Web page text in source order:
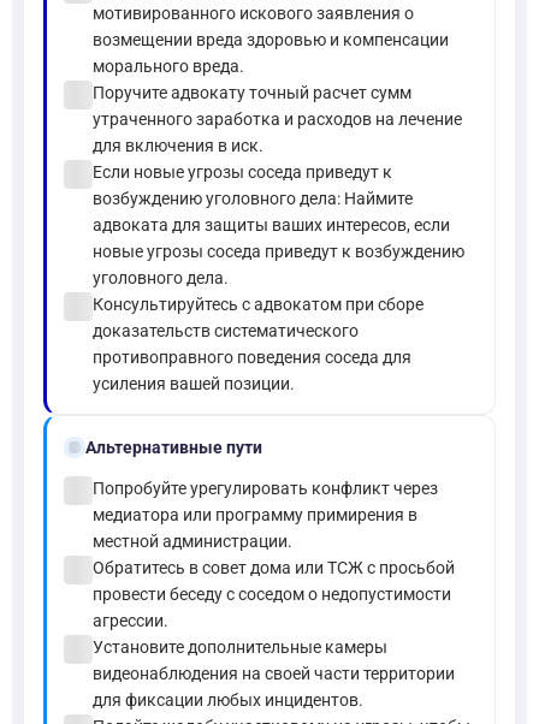
мотивированного искового заявления о
возмещении вреда здоровью и компенсации
морального вреда.
Поручите адвокату точный расчет сумм
утраченного заработка и расходов на лечение
для включения в иск.
Если новые угрозы соседа приведут к
возбуждению уголовного дела: Наймите
адвоката для защиты ваших интересов, если
новые угрозы соседа приведут к возбуждению
уголовного дела.
Консультируйтесь с адвокатом при сборе
доказательств систематического
противоправного поведения соседа для
усиления вашей позиции.
alt_routeАльтернативные пути
Попробуйте урегулировать конфликт через
медиатора или программу примирения в
местной администрации.
Обратитесь в совет дома или ТСЖ с просьбой
провести беседу с соседом о недопустимости
агрессии.
Установите дополнительные камеры
видеонаблюдения на своей части территории
для фиксации любых инцидентов.